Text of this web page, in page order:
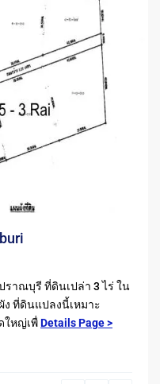
าณบุรี ที่ดินเปล่า 3 ไร่ ใน
ที่ดินแปลงนี้เหมาะ
ใหญ่เพื่Details Page >